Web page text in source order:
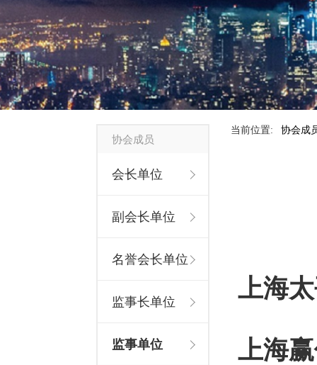
协会成员
会长单位
副会长单位
名誉会长单位
监事长单位
监事单位
当前位置: 协会成
上海
上海